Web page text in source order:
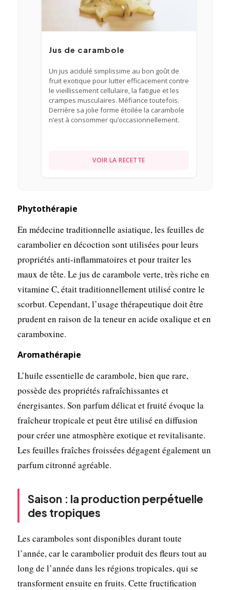
Jus de carambole
Un jus acidulé simplissime au bon goût de
fruit exotique pour lutter efficacement contre
le vieillissement cellulaire, la fatigue et les
crampes musculaires. Méfiance toutefois.
Derrière sa jolie forme étoilée la carambole
n’est à consommer qu’occasionnellement.
VOIR LA RECETTE
Phytothérapie
En médecine traditionnelle asiatique, les feuilles de
carambolier en décoction sont utilisées pour leurs
propriétés anti-inflammatoires et pour traiter les
maux de tête. Le jus de carambole verte, très riche en
vitamine C, était traditionnellement utilisé contre le
scorbut. Cependant, l’usage thérapeutique doit être
prudent en raison de la teneur en acide oxalique et en
caramboxine.
Aromathérapie
L’huile essentielle de carambole, bien que rare,
possède des propriétés rafraîchissantes et
énergisantes. Son parfum délicat et fruité évoque la
fraîcheur tropicale et peut être utilisé en diffusion
pour créer une atmosphère exotique et revitalisante.
Les feuilles fraîches froissées dégagent également un
parfum citronné agréable.
Saison : la production perpétuelle
des tropiques
Les caramboles sont disponibles durant toute
l’année, car le carambolier produit des fleurs tout au
long de l’année dans les régions tropicales, qui se
transforment ensuite en fruits. Cette fructification